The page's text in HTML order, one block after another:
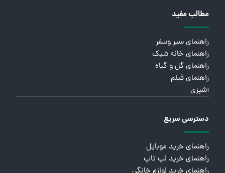
مطالب مفید
راهنمای سیر وسفر
راهنمای خانه شیک
راهنمای گل و گیاه
راهنمای فیلم
آشپزی
دسترسی سریع
راهنمای خرید موبایل
راهنمای خرید لپ تاپ